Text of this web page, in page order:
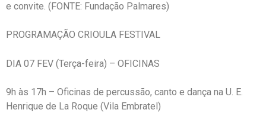
e convite. (FONTE: Fundação Palmares)
PROGRAMAÇÃO CRIOULA FESTIVAL
DIA 07 FEV (Terça-feira) – OFICINAS
9h às 17h – Oficinas de percussão, canto e dança na U. E.
Henrique de La Roque (Vila Embratel)